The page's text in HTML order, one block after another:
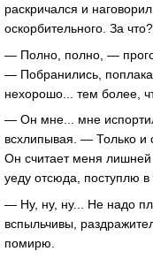
раскричался и
оскорбительного. За что?
— Полно, полно, —
— Побранились,
нехорошо... тем более,
— Он мне... мне
всхлипывая. — Только и
Он считает меня
уеду отсюда, поступлю в
— Ну, ну, ну... Не надо
вспыльчивы,
помирю.